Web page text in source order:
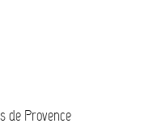
de Provence